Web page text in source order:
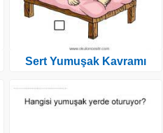
Sert Yumuşak Kavramı